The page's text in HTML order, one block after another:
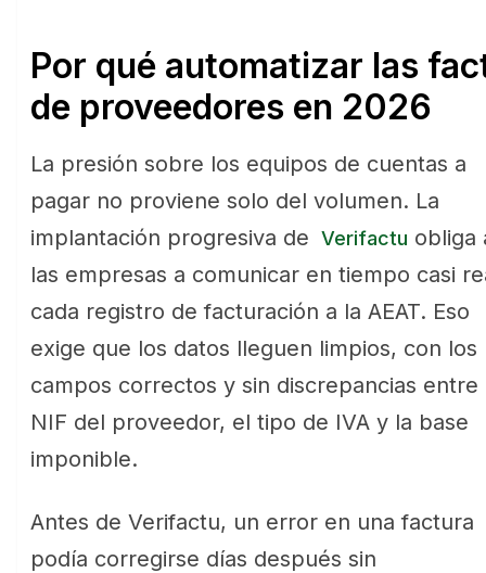
Por qué automatizar las
de proveedores en 2026
La presión sobre los equipos de cuentas a
pagar no proviene solo del volumen. La
implantación progresiva de Verifactu obliga
las empresas a comunicar en tiempo casi
cada registro de facturación a la AEAT. Eso
exige que los datos lleguen limpios, con los
campos correctos y sin discrepancias entre
NIF del proveedor, el tipo de IVA y la base
imponible.
Antes de Verifactu, un error en una factura
podía corregirse días después sin